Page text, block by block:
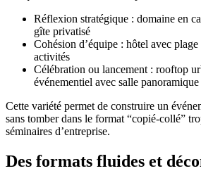
Réflexion stratégique : domaine en
gîte privatisé
Cohésion d’équipe : hôtel avec
activités
Célébration ou lancement : rooftop
événementiel avec salle panoramique
Cette variété permet de construire un
sans tomber dans le format “copié-collé”
séminaires d’entreprise.
Des formats fluides et